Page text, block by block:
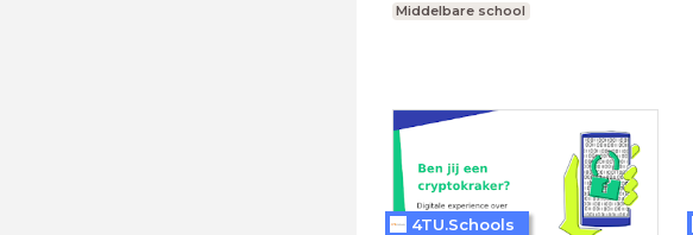
Middelbare school
4TU.Schools